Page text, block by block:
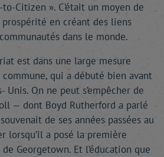
Citizen ». C’était un moyen de
en créant des liens
dans le monde.
est dans une large mesure
qui a débuté bien avant
Unis. On ne peut s’empêcher de
— dont Boyd Rutherford a parlé
de ses années passées au
lorsqu’il a posé la première
Georgetown. Et l’éducation que